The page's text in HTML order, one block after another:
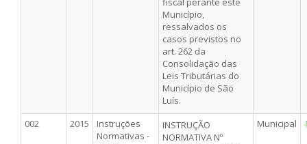
Município,
ressalvados os
casos previstos no
art. 262 da
Consolidação das
Leis Tributárias do
Município de São
Luís.
002 2015
Instruções
Normativas -
INSTRUÇÃO
NORMATIVA Nº
Municipal